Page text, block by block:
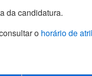
da candidatura.
o horário de